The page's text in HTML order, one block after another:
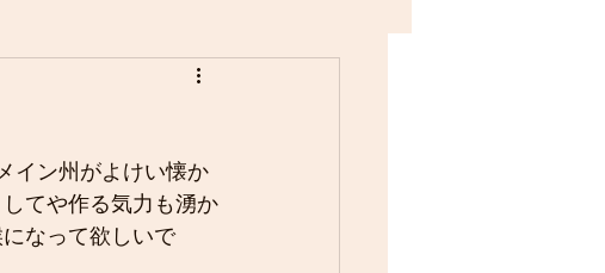
イン州がよけい懐か
てや作る気力も湧か
なって欲しいで